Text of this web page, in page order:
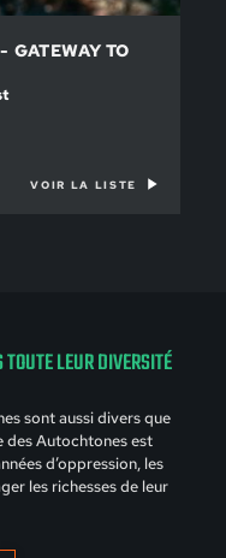
GATEWAY TO
VOIR LA LISTE
LEUR DIVERSITÉ
sont aussi divers que
des Autochtones est
d’oppression, les
les richesses de leur